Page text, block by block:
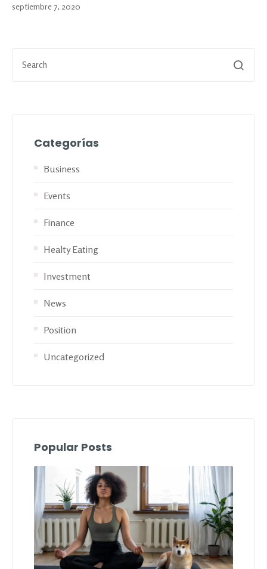
septiembre 7, 2020
Categorías
Business
Events
Finance
Healty Eating
Investment
News
Position
Uncategorized
Popular Posts